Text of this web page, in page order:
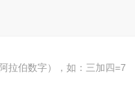
拉伯数字），如：三加四=7